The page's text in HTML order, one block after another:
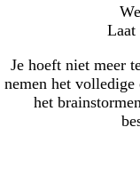
Laat
Je hoeft niet meer
nemen het
het